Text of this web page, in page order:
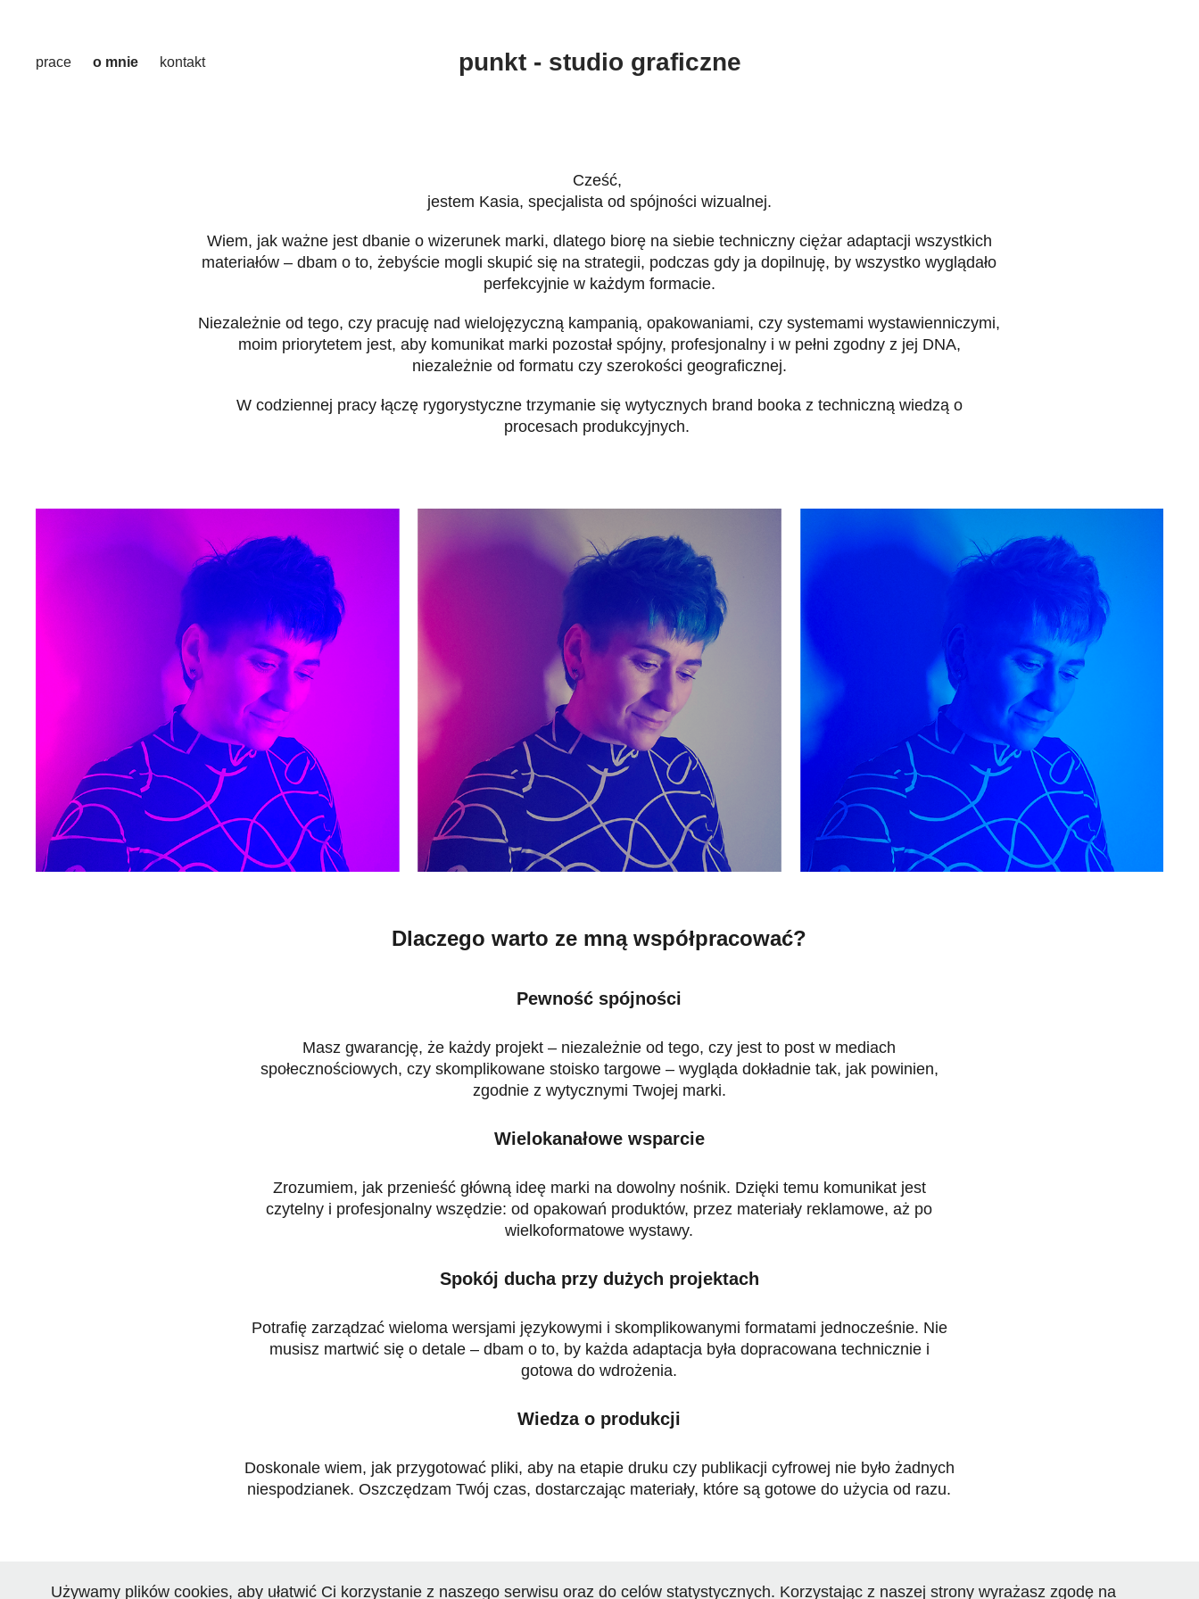
prace o mnie kontakt punkt - studio graficzne
Cześć,
jestem Kasia, specjalista od spójności wizualnej.
Wiem, jak ważne jest dbanie o wizerunek marki, dlatego biorę na siebie techniczny ciężar adaptacji wszystkich
materiałów – dbam o to, żebyście mogli skupić się na strategii, podczas gdy ja dopilnuję, by wszystko wyglądało
perfekcyjnie w każdym formacie.
Niezależnie od tego, czy pracuję nad wielojęzyczną kampanią, opakowaniami, czy systemami wystawienniczymi,
moim priorytetem jest, aby komunikat marki pozostał spójny, profesjonalny i w pełni zgodny z jej DNA,
niezależnie od formatu czy szerokości geograficznej.
W codziennej pracy łączę rygorystyczne trzymanie się wytycznych brand booka z techniczną wiedzą o
procesach produkcyjnych.
Dlaczego warto ze mną współpracować?
Pewność spójności
Masz gwarancję, że każdy projekt – niezależnie od tego, czy jest to post w mediach
społecznościowych, czy skomplikowane stoisko targowe – wygląda dokładnie tak, jak powinien,
zgodnie z wytycznymi Twojej marki.
Wielokanałowe wsparcie
Zrozumiem, jak przenieść główną ideę marki na dowolny nośnik. Dzięki temu komunikat jest
czytelny i profesjonalny wszędzie: od opakowań produktów, przez materiały reklamowe, aż po
wielkoformatowe wystawy.
Spokój ducha przy dużych projektach
Potrafię zarządzać wieloma wersjami językowymi i skomplikowanymi formatami jednocześnie. Nie
musisz martwić się o detale – dbam o to, by każda adaptacja była dopracowana technicznie i
gotowa do wdrożenia.
Wiedza o produkcji
Doskonale wiem, jak przygotować pliki, aby na etapie druku czy publikacji cyfrowej nie było żadnych
niespodzianek. Oszczędzam Twój czas, dostarczając materiały, które są gotowe do użycia od razu.
Używamy plików cookies, aby ułatwić Ci korzystanie z naszego serwisu oraz do celów statystycznych. Korzystając z naszej strony wyrażasz zgodę na